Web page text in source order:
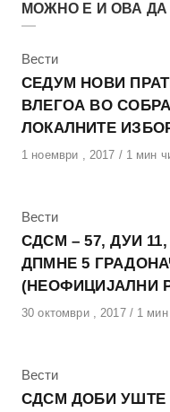
МОЖНО Е И ОВА
КАтегорија
Вести
СЕДУМ НОВИ
ВЛЕГОА ВО
ЛОКАЛНИТЕ
Објавено
1 ноември , 2017 1 мин
КАтегорија
Вести
СДСМ – 57, ДУИ
ДПМНЕ 5
(НЕОФИЦИЈАЛНИ
Објавено
30 октомври , 2017 1
КАтегорија
Вести
СДСМ ДОБИ УШТЕ